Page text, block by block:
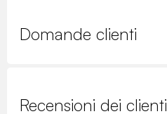
Domande clienti
Recensioni dei clienti